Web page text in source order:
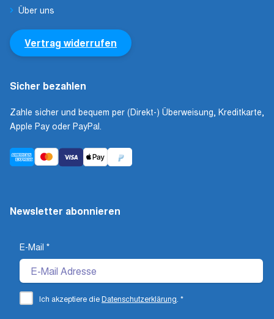
Über uns
Vertrag widerrufen
Sicher bezahlen
Zahle sicher und bequem per (Direkt-) Überweisung, Kreditkarte,
Apple Pay oder PayPal.
Newsletter abonnieren
E-Mail *
Ich akzeptiere dieDatenschutzerklärung *